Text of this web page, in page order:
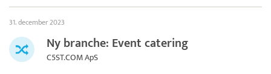
31. december 2023
Ny branche: Event catering
C5ST.COM ApS